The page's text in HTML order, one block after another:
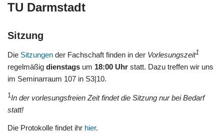
TU Darmstadt
Sitzung
Die Sitzungen der Fachschaft finden in der Vorlesungszeit1
regelmäßig dienstags um 18:00 Uhr statt. Dazu treffen wir uns
im Seminarraum 107 in S3|10.
1In der vorlesungsfreien Zeit findet die Sitzung nur bei Bedarf
statt!
Die Protokolle findet ihr hier.